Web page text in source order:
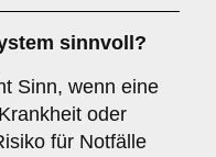
sinnvoll?
Sinn, wenn eine
oder
für Notfälle